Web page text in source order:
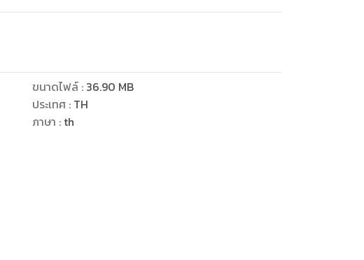
ขนาดไฟล์: 36.90 MB
ประเทศ : TH
ภาษา : th